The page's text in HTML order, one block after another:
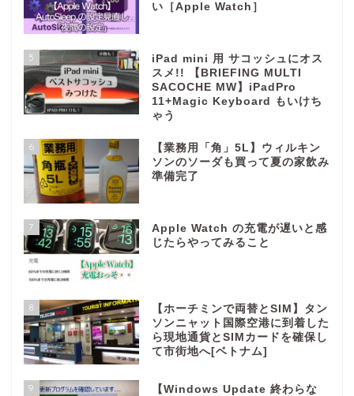
い［Apple Watch］
5
iPad mini 用 サコッシュにオス
スメ!! 【BRIEFING MULTI
SACOCHE MW】iPadPro
11+Magic Keyboard もいけち
ゃう
6
【業務用「角」5L】ウィルキン
ソンのソーダも買って夏の家飲み
準備完了
7
Apple Watch の充電が遅いと感
じたらやってみること
8
【ホーチミンで両替とSIM】タン
ソンニャット国際空港に到着した
ら現地通貨とSIMカードを確保し
て市街地へ[ベトナム]
9
【Windows Update 終わらな